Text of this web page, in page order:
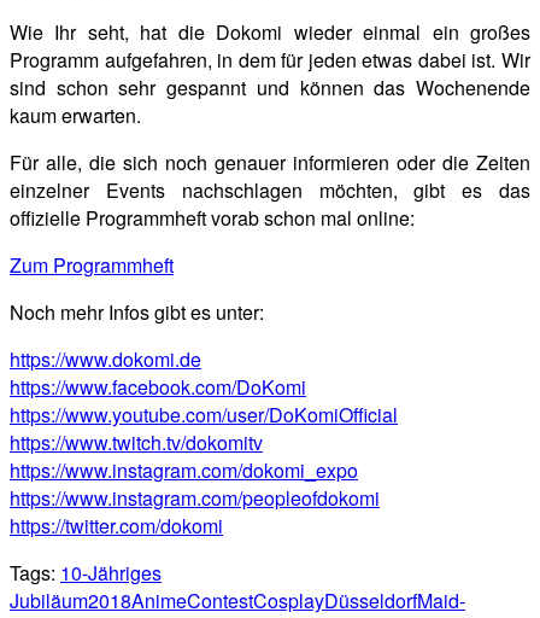
Wie Ihr seht, hat die Dokomi wieder einmal ein großes
Programm aufgefahren, in dem für jeden etwas dabei ist. Wir
sind schon sehr gespannt und können das Wochenende
kaum erwarten.
Für alle, die sich noch genauer informieren oder die Zeiten
einzelner Events nachschlagen möchten, gibt es das
offizielle Programmheft vorab schon mal online:
Zum Programmheft
Noch mehr Infos gibt es unter:
https://www.dokomi.de
https://www.facebook.com/DoKomi
https://www.youtube.com/user/DoKomiOfficial
https://www.twitch.tv/dokomitv
https://www.instagram.com/dokomi_expo
https://www.instagram.com/peopleofdokomi
https://twitter.com/dokomi
Tags: 10-Jähriges
Jubiläum2018AnimeContestCosplayDüsseldorfMaid-